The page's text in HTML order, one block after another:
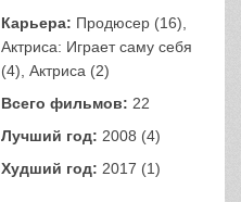
Карьера: Продюсер (16),
Актриса: Играет саму себя
(4), Актриса (2)
Всего фильмов: 22
Лучший год: 2008 (4)
Худший год: 2017 (1)